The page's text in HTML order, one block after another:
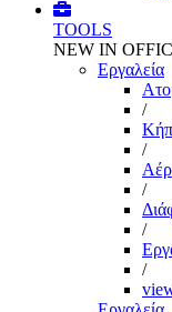
TOOLS
NEW IN
Εργαλεία
/
/
/
/
/